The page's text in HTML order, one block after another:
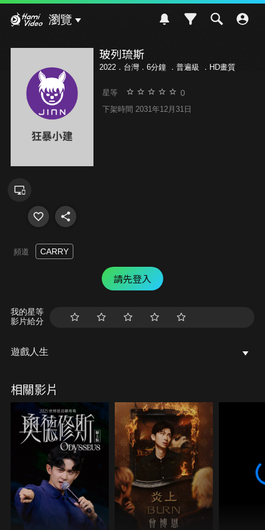
瀏覽
玻列琉斯
2022．台灣．6分鐘 ． 普遍級 ．HD畫質
星等 0
下架時間 2031年12月31日
頻道 CARRY
請先登入
我的星等
影片給分
遊戲人生
相關影片